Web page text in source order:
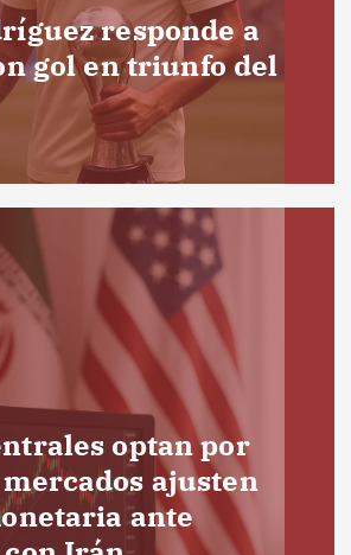
responde a
gol en triunfo del
optan por
ajusten
ante